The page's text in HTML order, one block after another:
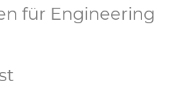
für Engineering